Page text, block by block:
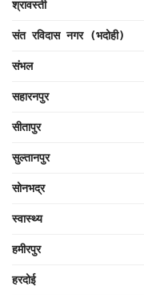
श्रावस्ती
संत रविदास नगर (भदोही)
संभल
सहारनपुर
सीतापुर
सुल्तानपुर
सोनभद्र
स्वास्थ्य
हमीरपुर
हरदोई